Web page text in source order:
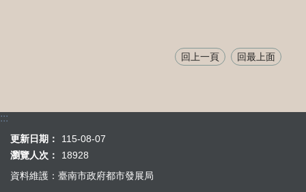
回上一頁 回最上面
:::
更新日期：
115-08-07
瀏覽人次：
18928
資料維護：臺南市政府都市發展局